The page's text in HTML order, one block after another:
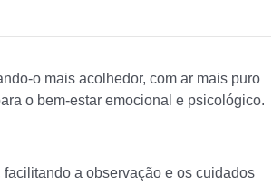
o mais acolhedor, com ar mais puro
o bem-estar emocional e psicológico.
a observação e os cuidados